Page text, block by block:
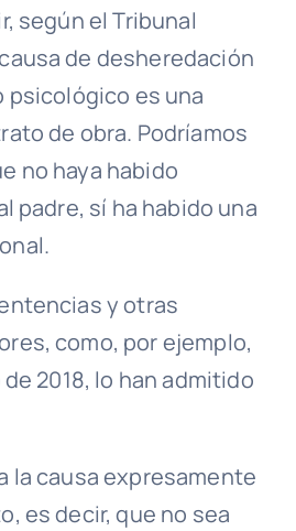
según el Tribunal
de desheredación
psicológico es una
de obra. Podríamos
no haya habido
padre, sí ha habido una
y otras
como, por ejemplo,
2018, lo han admitido
la causa expresamente
es decir, que no sea